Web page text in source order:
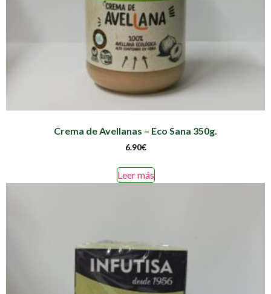
Crema de Avellanas – Eco Sana 350g.
6.90€
Leer más